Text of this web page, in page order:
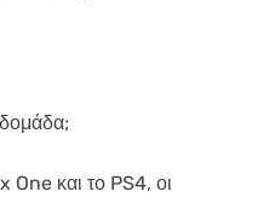
One και το PS4, οι